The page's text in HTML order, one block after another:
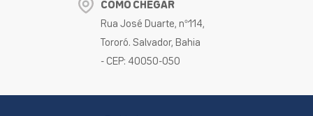
COMO CHEGAR
Rua José Duarte, nº114,
Tororó. Salvador, Bahia
- CEP: 40050-050